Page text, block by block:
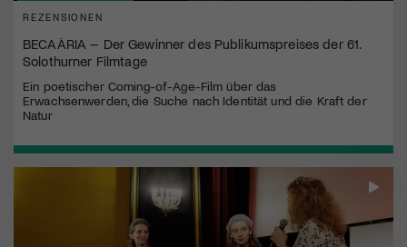
REZENSIONEN
BECAÀRIA – Der Gewinner des Publikumspreises der 61.
Solothurner Filmtage
Ein poetischer Coming-of-Age-Film über das
Erwachsenwerden, die Suche nach Identität und die Kraft der
Natur